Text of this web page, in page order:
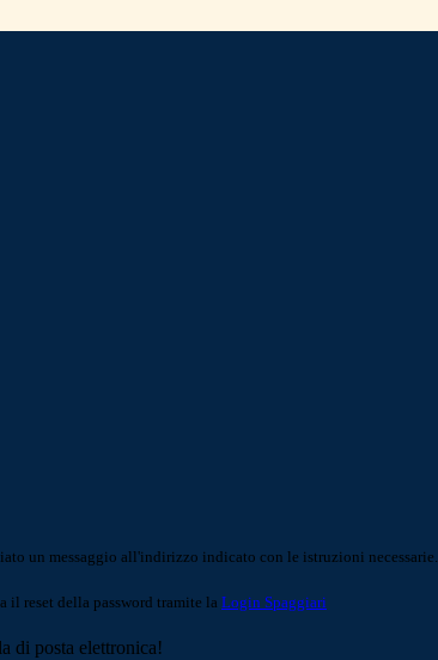
un messaggio all'indirizzo indicato con le istruzioni necessarie.
il reset della password tramite la Login Spaggiari
di posta elettronica!